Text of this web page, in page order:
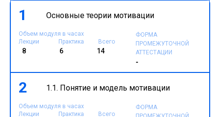
1 Основные теории мотивации
Объем модуля в часах
Лекции
Практика Всего
8 6 14
ФОРМА
ПРОМЕЖУТОЧНОЙ
АТТЕСТАЦИИ
-
2 1.1. Понятие и модель мотивации
Объем модуля в часах
Лекции
Практика Всего
ФОРМА